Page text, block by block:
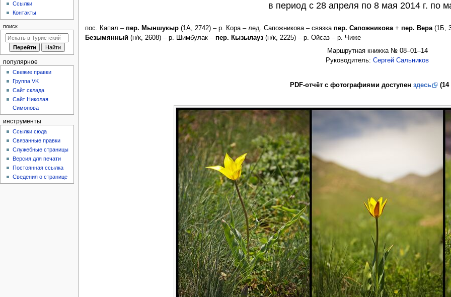
в период с 28 апреля по 8 мая 2014 г. по
пос. Капал – пер. Мыншукыр(1А, 2742) – р. Кора – лед. Сапожникова – связка пер. Сапожникова+ пер. Вера(1Б,
Безымянный(н/к, 2608) – р. Шимбулак – пер. Кызылауз(н/к, 2225) – р. Ойсаз – р. Чиже
Маршрутная книжка № 08–01–14
Руководитель:Сергей Сальников
PDF-отчёт с фотографиями доступен здесь
я
Ссылки
Контакты
поиск
популярное
Свежие правки
Группа VK
Сайт склада
Сайт Николая
Симонова
инструменты
Ссылки сюда
Связанные правки
Служебные страницы
Версия для печати
Постоянная ссылка
Сведения о странице